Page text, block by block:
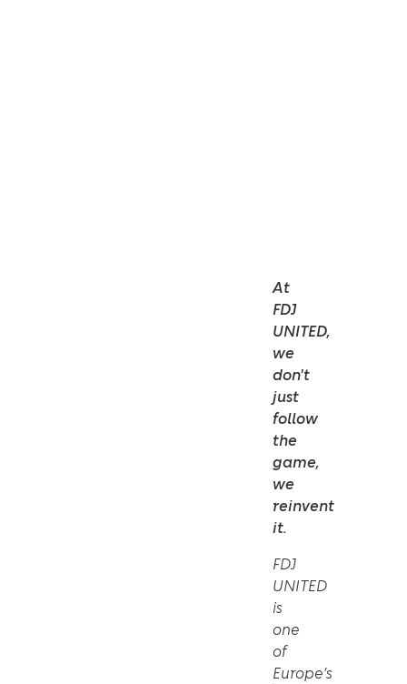
At
FDJ
UNITED,
we
don't
just
follow
the
game,
we
reinvent
it.
FDJ
UNITED
is
one
of
Europe’s